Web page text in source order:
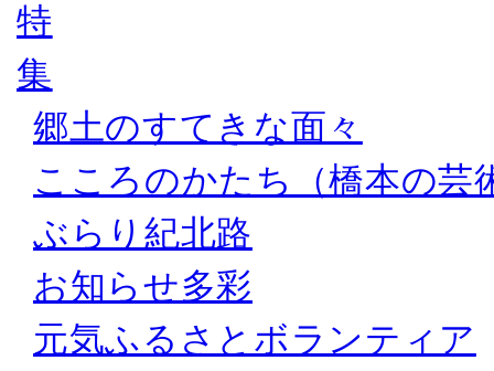
郷土のすてきな面々
こころのかたち（橋本の芸
ぶらり紀北路
お知らせ多彩
元気ふるさとボランティア